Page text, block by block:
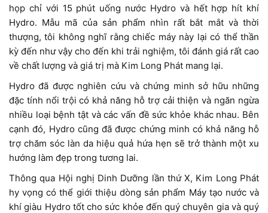
họp chỉ với 15 phút uống nước Hydro và hết hợp hít khí
Hydro. Mẫu mã của sản phẩm nhìn rất bắt mắt và thời
thượng, tôi không nghĩ rằng chiếc máy này lại có thể thần
kỳ đến như vậy cho đến khi trải nghiệm, tôi đánh giá rất cao
về chất lượng và giá trị mà Kim Long Phát mang lại.
Hydro đã được nghiên cứu và chứng minh sở hữu những
đặc tính nổi trội có khả năng hỗ trợ cải thiện và ngăn ngừa
nhiều loại bệnh tật và các vấn đề sức khỏe khác nhau. Bên
cạnh đó, Hydro cũng đã được chứng minh có khả năng hỗ
trợ chăm sóc làn da hiệu quả hứa hẹn sẽ trở thành một xu
hướng làm đẹp trong tương lai.
Thông qua Hội nghị Dinh Dưỡng lần thứ X, Kim Long Phát
hy vọng có thể giới thiệu dòng sản phẩm Máy tạo nước và
khí giàu Hydro tốt cho sức khỏe đến quý chuyên gia và quý